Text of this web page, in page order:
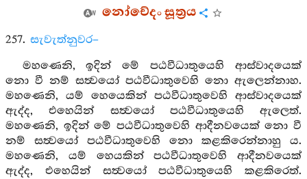
නෝචේදං සූත්‍රය
257. සැවැත්නුවර–
මහණෙනි, ඉදින් මේ පඨවීධාතුයෙහි ආස්වාදයෙක්
නො වී නම් සත්‍වයෝ පඨවීධාතුවෙහි නො ඇලෙන්නාහ.
මහණෙනි, යම් හෙයෙකින් පඨවීධාතුවෙහි ආස්වාදයෙක්
ඇද්ද, එහෙයින් සත්‍වයෝ පඨවීධාතුයෙහි ඇලෙත්.
මහණෙනි, ඉදින් මේ පඨවීධාතුවෙහි ආදීනවයෙක් නො වී
නම් සත්‍වයෝ පඨවීධාතුවෙහි නො කළකිරෙන්නාහු ය.
මහණෙනි, යම් හෙයකින් පඨවීධාතුවෙහි ආදීනවයෙක්
ඇද්ද, එහෙයින් සත්‍වයෝ පඨවීධාතුයෙහි කළකිරෙත්.